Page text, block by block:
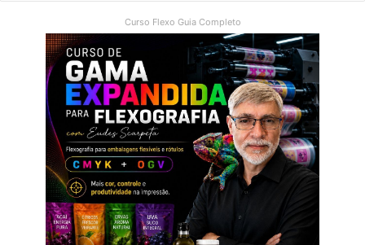
Curso Flexo Guia Completo